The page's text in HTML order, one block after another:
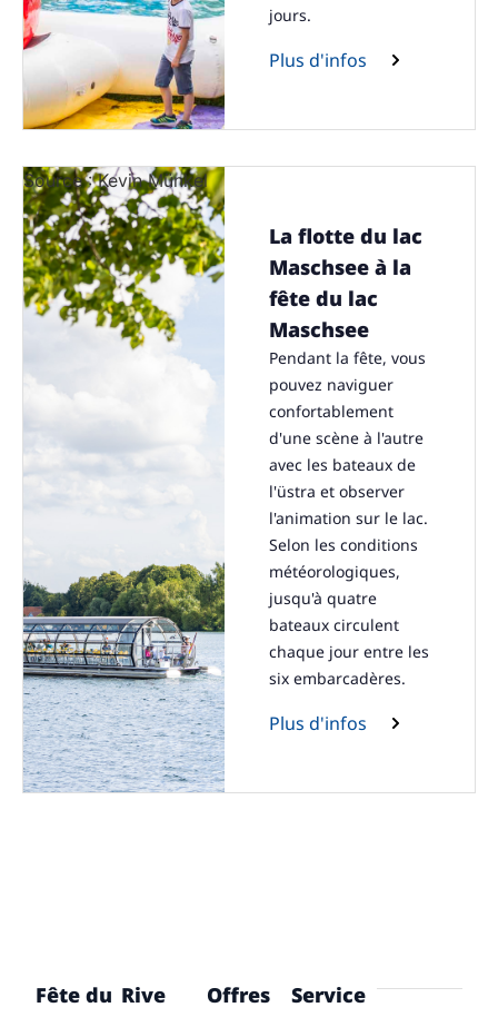
jours.
Plus d'infos
Source : Kevin Münkel
La flotte du lac
Maschsee à la
fête du lac
Maschsee
Pendant la fête, vous
pouvez naviguer
confortablement
d'une scène à l'autre
avec les bateaux de
l'üstra et observer
l'animation sur le lac.
Selon les conditions
météorologiques,
jusqu'à quatre
bateaux circulent
chaque jour entre les
six embarcadères.
Plus d'infos
Fête du Rive Offres Service